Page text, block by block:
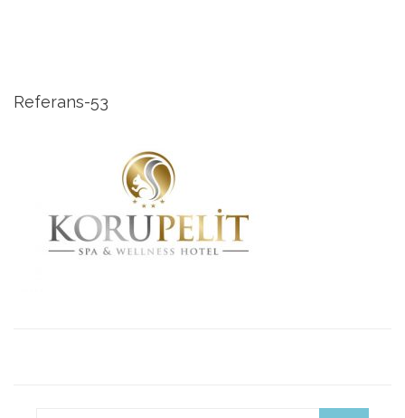
Referans-53